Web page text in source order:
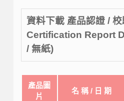
資料下載 產品認證 /
Certification Report
/ 無紙)
產品圖
片
名 稱 / 日 期